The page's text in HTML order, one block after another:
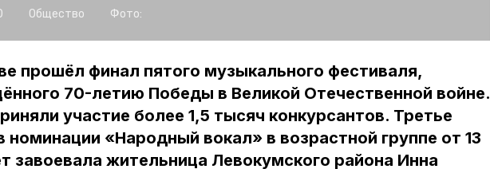
Общество Фото:
прошёл финал пятого музыкального фестиваля,
70-летию Победы в Великой Отечественной войне.
участие более 1,5 тысяч конкурсантов. Третье
номинации «Народный вокал» в возрастной группе от 13
завоевала жительница Левокумского района Инна